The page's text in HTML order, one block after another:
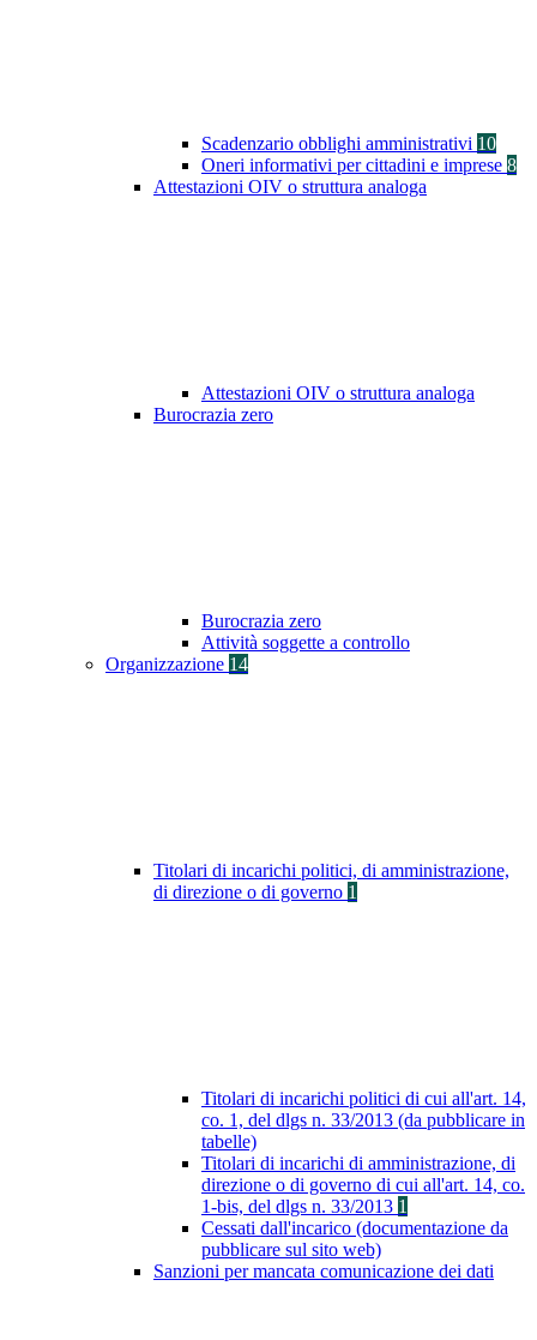
Scadenzario obblighi amministrativi 10
Oneri informativi per cittadini e imprese 8
Attestazioni OIV o struttura analoga
Attestazioni OIV o struttura analoga
Burocrazia zero
Burocrazia zero
Attività soggette a controllo
Organizzazione 14
Titolari di incarichi politici, di amministrazione,
di direzione o di governo 1
Titolari di incarichi politici di cui all'art. 14,
co. 1, del dlgs n. 33/2013 (da pubblicare in
tabelle)
Titolari di incarichi di amministrazione, di
direzione o di governo di cui all'art. 14, co.
1-bis, del dlgs n. 33/2013 1
Cessati dall'incarico (documentazione da
pubblicare sul sito web)
Sanzioni per mancata comunicazione dei dati